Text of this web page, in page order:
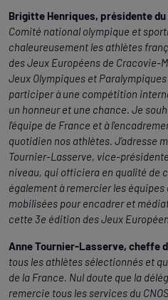
Brigitte Henriques, présidente du
Comité national olympique et
chaleureusement les athlètes
des Jeux Européens de Cracovie-
Jeux Olympiques et
participer à une compétition
un honneur et une chance. Je
l'équipe de France et à
quotidien nos athlètes. J’adresse
Tournier-Lasserve, vice-
niveau, qui officiera en qualité de
également à remercier les équipes
mobilisées pour encadrer et
cette 3e édition des Jeux
Anne Tournier-Lasserve, cheffe
tous les athlètes sélectionnés et
de la France. Nul doute que la
remercie tous les services du